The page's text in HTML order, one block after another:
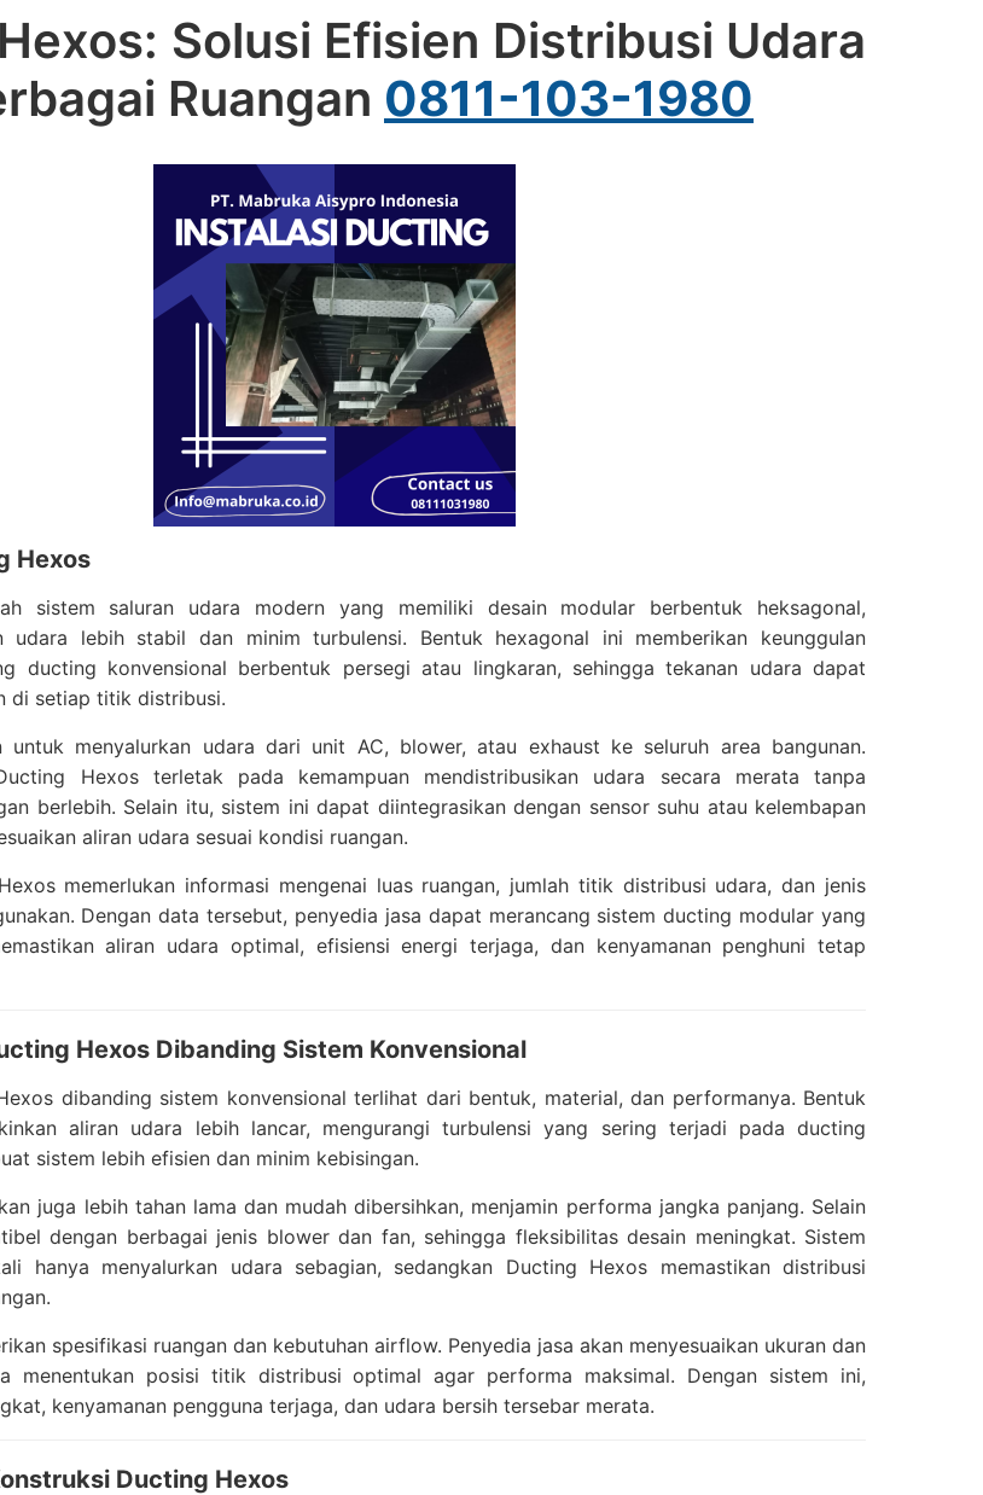
Solusi Efisien Distribusi Udara
Ruangan 0811-103-1980
Hexos
sistem saluran udara modern yang memiliki desain modular berbentuk heksagonal,
udara lebih stabil dan minim turbulensi. Bentuk hexagonal ini memberikan keunggulan
ducting konvensional berbentuk persegi atau lingkaran, sehingga tekanan udara dapat
di setiap titik distribusi.
untuk menyalurkan udara dari unit AC, blower, atau exhaust ke seluruh area bangunan.
Hexos terletak pada kemampuan mendistribusikan udara secara merata tanpa
berlebih. Selain itu, sistem ini dapat diintegrasikan dengan sensor suhu atau kelembapan
aliran udara sesuai kondisi ruangan.
memerlukan informasi mengenai luas ruangan, jumlah titik distribusi udara, dan jenis
Dengan data tersebut, penyedia jasa dapat merancang sistem ducting modular yang
aliran udara optimal, efisiensi energi terjaga, dan kenyamanan penghuni tetap
Hexos Dibanding Sistem Konvensional
dibanding sistem konvensional terlihat dari bentuk, material, dan performanya. Bentuk
aliran udara lebih lancar, mengurangi turbulensi yang sering terjadi pada ducting
sistem lebih efisien dan minim kebisingan.
juga lebih tahan lama dan mudah dibersihkan, menjamin performa jangka panjang. Selain
dengan berbagai jenis blower dan fan, sehingga fleksibilitas desain meningkat. Sistem
hanya menyalurkan udara sebagian, sedangkan Ducting Hexos memastikan distribusi
spesifikasi ruangan dan kebutuhan airflow. Penyedia jasa akan menyesuaikan ukuran dan
menentukan posisi titik distribusi optimal agar performa maksimal. Dengan sistem ini,
kenyamanan pengguna terjaga, dan udara bersih tersebar merata.
Ducting Hexos